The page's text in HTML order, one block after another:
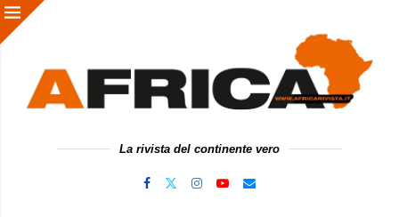
La rivista del continente vero